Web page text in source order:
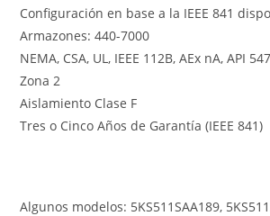
Configuración en base a la IEEE 841
Armazones: 440-7000
NEMA, CSA, UL, IEEE 112B, AEx nA, API
Zona 2
Aislamiento Clase F
Tres o Cinco Años de Garantía (IEEE 841)
Algunos modelos: 5KS511SAA189,